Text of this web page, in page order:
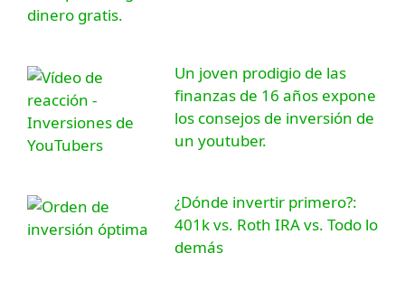
Un joven prodigio de las
finanzas de 16 años expone
los consejos de inversión de
un youtuber.
¿Dónde invertir primero?:
401k vs. Roth IRA vs. Todo lo
demás